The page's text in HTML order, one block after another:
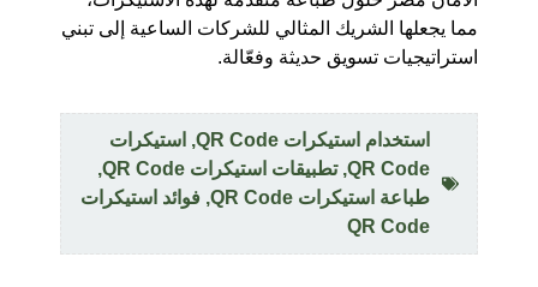
مما يجعلها الشريك المثالي للشركات الساعية إلى تبني
استراتيجيات تسويق حديثة وفعّالة.
استخدام استيكرات QR Code , استيكرات
QR Code
,تطبيقات استيكرات QR Code
,
طباعة استيكرات QR Code
, فوائد استيكرات
QR Code